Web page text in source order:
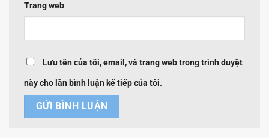
Trang web
Lưu tên của tôi, email, và trang web trong trình duyệt
này cho lần bình luận kế tiếp của tôi.